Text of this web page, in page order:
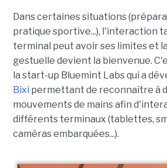
Dans certaines situations
pratique sportive...), l'interaction
terminal peut avoir ses limites et
gestuelle devient la bienvenue.
la start-up Bluemint Labs qui a
Bixi permettant de reconnaître à
mouvements de mains afin
différents terminaux (tablettes,
caméras embarquées...).